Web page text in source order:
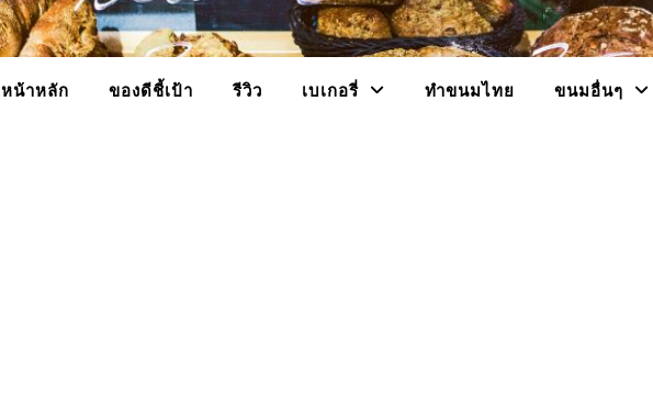
หน้าหลัก ของดีชี้เป้า รีวิว เบเกอรี่ ทำขนมไทย ขนมอื่นๆ